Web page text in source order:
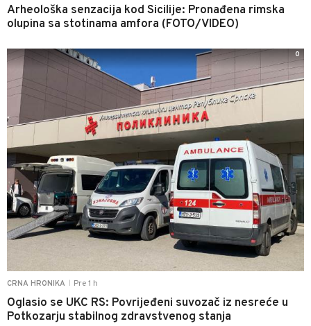
Arheološka senzacija kod Sicilije: Pronađena rimska
olupina sa stotinama amfora (FOTO/VIDEO)
CRNA HRONIKA Pre 1 h
Oglasio se UKC RS: Povrijeđeni suvozač iz nesreće u
Potkozarju stabilnog zdravstvenog stanja
0